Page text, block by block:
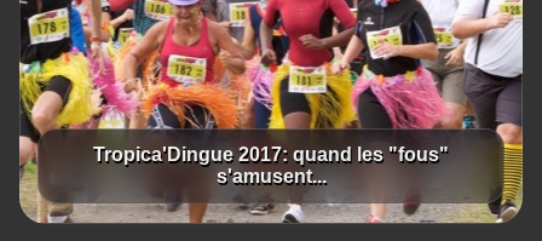
Tropica'Dingue 2017: quand les "fous"
s'amusent...